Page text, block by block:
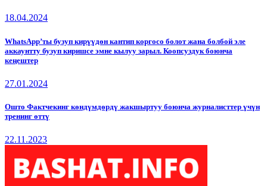
18.04.2024
WhatsApp’ты бузуп кирүүдөн кантип коргосо болот жана болбой эле
аккаунтту бузуп киришсе эмне кылуу зарыл. Коопсуздук боюнча
кеңештер
27.01.2024
Ошто Фактчекинг көндүмдөрдү жакшыртуу боюнча журналисттер үчүн
тренинг өттү
22.11.2023